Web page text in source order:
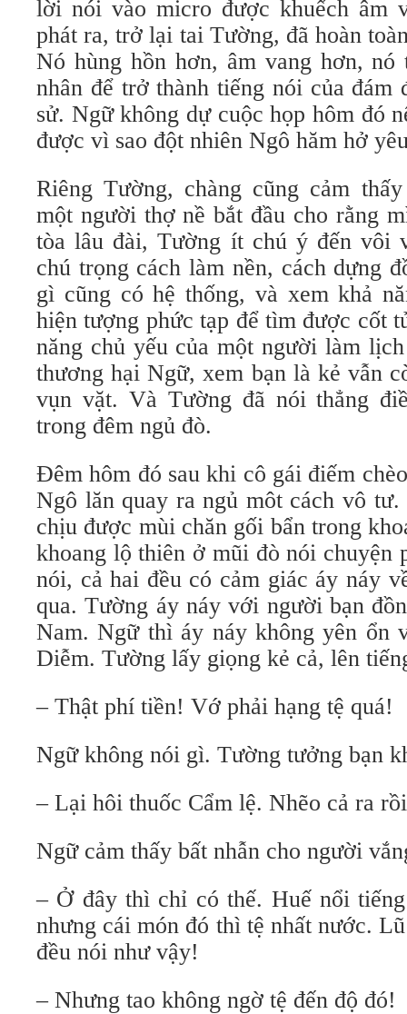
lời nói vào micro được khuếch âm
phát ra, trở lại tai Tường, đã hoàn
Nó hùng hồn hơn, âm vang hơn,
nhân để trở thành tiếng nói của đám
sử. Ngữ không dự cuộc họp hôm đó
được vì sao đột nhiên Ngô hăm hở
Riêng Tường, chàng cũng cảm
một người thợ nề bắt đầu cho rằng
tòa lâu đài, Tường ít chú ý đến vôi
chú trọng cách làm nền, cách dựng
gì cũng có hệ thống, và xem khả
hiện tượng phức tạp để tìm được cốt
năng chủ yếu của một người làm
thương hại Ngữ, xem bạn là kẻ vẫn
vụn vặt. Và Tường đã nói thẳng
trong đêm ngủ đò.
Đêm hôm đó sau khi cô gái điếm
Ngô lăn quay ra ngủ môt cách vô
chịu được mùi chăn gối bẩn trong
khoang lộ thiên ở mũi đò nói chuyện
nói, cả hai đều có cảm giác áy náy
qua. Tường áy náy với người bạn
Nam. Ngữ thì áy náy không yên ổn
Diễm. Tường lấy giọng kẻ cả, lên
– Thật phí tiền! Vớ phải hạng tệ quá!
Ngữ không nói gì. Tường tưởng bạn
– Lại hôi thuốc Cẩm lệ. Nhẽo cả ra
Ngữ cảm thấy bất nhẫn cho người
– Ở đây thì chỉ có thế. Huế nổi
nhưng cái món đó thì tệ nhất nước.
đều nói như vậy!
– Nhưng tao không ngờ tệ đến độ đó!